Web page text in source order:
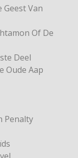
Geest Van
Of De
Deel
Oude Aap
Penalty